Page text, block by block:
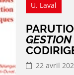
U. Laval
22 avril